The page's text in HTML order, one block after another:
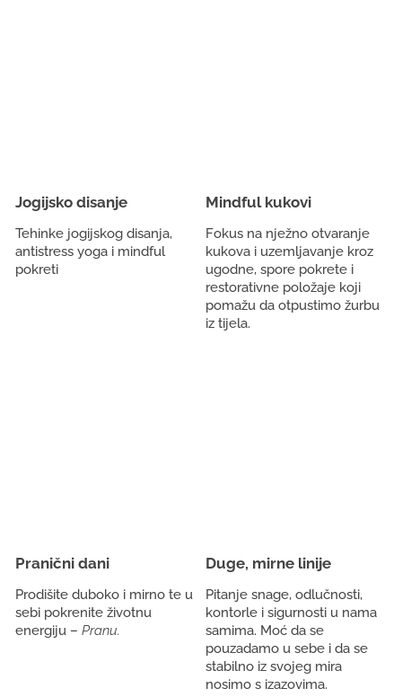
Jogijsko disanje
Tehinke jogijskog disanja,
antistress yoga i mindful
pokreti
Mindful kukovi
Fokus na nježno otvaranje
kukova i uzemljavanje kroz
ugodne, spore pokrete i
restorativne položaje koji
pomažu da otpustimo žurbu
iz tijela.
Pranični dani
Prodišite duboko i mirno te u
sebi pokrenite životnu
energiju – Pranu.
Duge, mirne linije
Pitanje snage, odlučnosti,
kontorle i sigurnosti u nama
samima. Moć da se
pouzadamo u sebe i da se
stabilno iz svojeg mira
nosimo s izazovima.